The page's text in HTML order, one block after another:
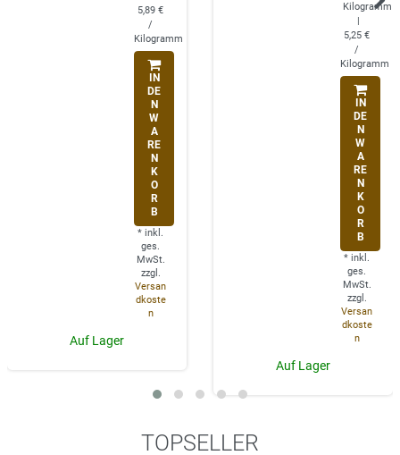
5,89 €
/
Kilogramm
IN
DE
N
W
A
RE
N
K
O
R
B
* inkl.
ges.
MwSt.
zzgl.
Versan
dkoste
n
Auf Lager
Kilogramm
5,25 €
/
Kilogramm
IN
DE
N
W
A
RE
N
K
O
R
B
* inkl.
ges.
MwSt.
zzgl.
Versan
dkoste
n
Auf Lager
TOPSELLER